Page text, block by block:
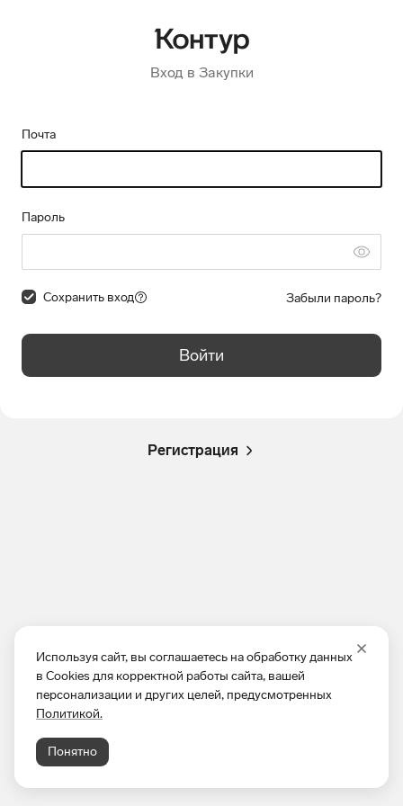
Используя сайт, вы соглашаетесь на обработку данных
в Cookies для корректной работы сайта, вашей
персонализации и других целей, предусмотренных
Политикой.
Понятно
Вход в Закупки
Почта
Пароль
Сохранить вход Забыли пароль?
Войти
Регистрация